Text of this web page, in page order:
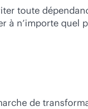
toute
à n’importe quel
de